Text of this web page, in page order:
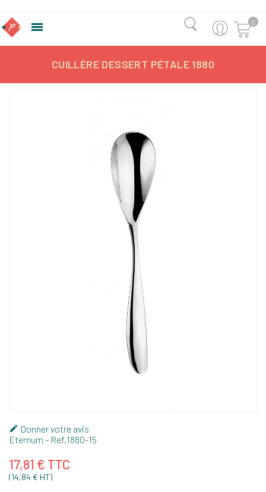
 0
CUILLÈRE DESSERT PÉTALE 1880
 Donner votre avis
Eternum - Ref. 1880-15
17,81 € TTC
(14,84 € HT)